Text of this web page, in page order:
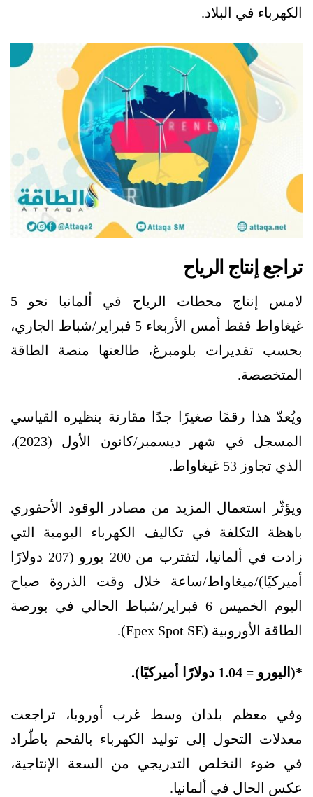
الكهرباء في البلاد.
تراجع إنتاج الرياح
لامس إنتاج محطات الرياح في ألمانيا نحو 5
غيغاواط فقط أمس الأربعاء 5 فبراير/شباط الجاري،
بحسب تقديرات بلومبرغ، طالعتها منصة الطاقة
المتخصصة.
ويُعدّ هذا رقمًا صغيرًا جدًا مقارنة بنظيره القياسي
المسجل في شهر ديسمبر/كانون الأول (2023)،
الذي تجاوز 53 غيغاواط.
ويؤثّر استعمال المزيد من مصادر الوقود الأحفوري
باهظة التكلفة في تكاليف الكهرباء اليومية التي
زادت في ألمانيا، لتقترب من 200 يورو (207 دولارًا
أميركيًا)/ميغاواط/ساعة خلال وقت الذروة صباح
اليوم الخميس 6 فبراير/شباط الحالي في بورصة
الطاقة الأوروبية (Epex Spot SE).
*(اليورو = 1.04 دولارًا أميركيًا).
وفي معظم بلدان وسط غرب أوروبا، تراجعت
معدلات التحول إلى توليد الكهرباء بالفحم باطّراد
في ضوء التخلص التدريجي من السعة الإنتاجية،
عكس الحال في ألمانيا.